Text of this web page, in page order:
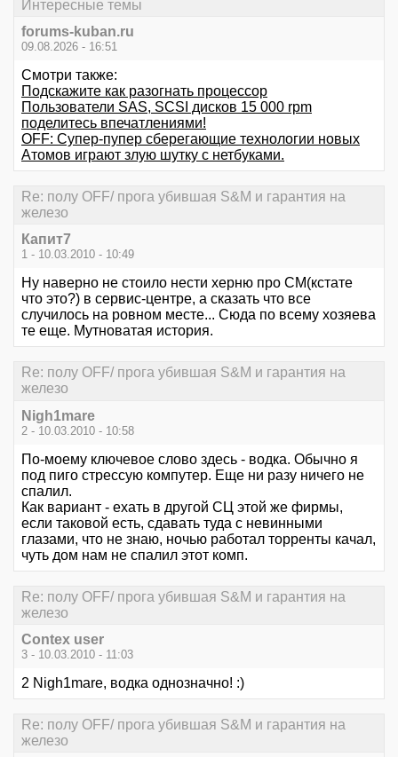
Интересные темы
forums-kuban.ru
09.08.2026 - 16:51
Смотри также:
Подскажите как разогнать процессор
Пользователи SAS, SCSI дисков 15 000 rpm
поделитесь впечатлениями!
OFF: Супер-пупер сберегающие технологии новых
Атомов играют злую шутку с нетбуками.
Re: полу OFF/ прога убившая S&M и гарантия на
железо
Капит7
1 - 10.03.2010 - 10:49
Ну наверно не стоило нести херню про СМ(кстате
что это?) в сервис-центре, а сказать что все
случилось на ровном месте... Сюда по всему хозяева
те еще. Мутноватая история.
Re: полу OFF/ прога убившая S&M и гарантия на
железо
Nigh1mare
2 - 10.03.2010 - 10:58
По-моему ключевое слово здесь - водка. Обычно я
под пиго стрессую компутер. Еще ни разу ничего не
спалил.
Как вариант - ехать в другой СЦ этой же фирмы,
если таковой есть, сдавать туда с невинными
глазами, что не знаю, ночью работал торренты качал,
чуть дом нам не спалил этот комп.
Re: полу OFF/ прога убившая S&M и гарантия на
железо
Contex user
3 - 10.03.2010 - 11:03
2 Nigh1mare, водка однозначно! :)
Re: полу OFF/ прога убившая S&M и гарантия на
железо